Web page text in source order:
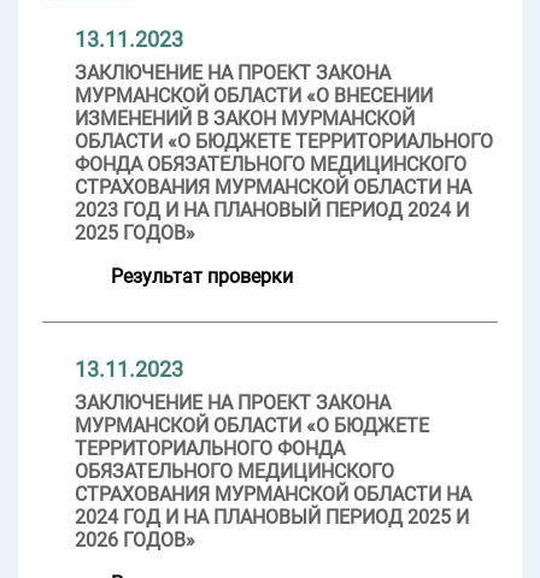
13.11.2023
ЗАКЛЮЧЕНИЕ НА ПРОЕКТ ЗАКОНА
МУРМАНСКОЙ ОБЛАСТИ «О ВНЕСЕНИИ
ИЗМЕНЕНИЙ В ЗАКОН МУРМАНСКОЙ
ОБЛАСТИ «О БЮДЖЕТЕ ТЕРРИТОРИАЛЬНОГО
ФОНДА ОБЯЗАТЕЛЬНОГО МЕДИЦИНСКОГО
СТРАХОВАНИЯ МУРМАНСКОЙ ОБЛАСТИ НА
2023 ГОД И НА ПЛАНОВЫЙ ПЕРИОД 2024 И
2025 ГОДОВ»
Результат проверки
13.11.2023
ЗАКЛЮЧЕНИЕ НА ПРОЕКТ ЗАКОНА
МУРМАНСКОЙ ОБЛАСТИ «О БЮДЖЕТЕ
ТЕРРИТОРИАЛЬНОГО ФОНДА
ОБЯЗАТЕЛЬНОГО МЕДИЦИНСКОГО
СТРАХОВАНИЯ МУРМАНСКОЙ ОБЛАСТИ НА
2024 ГОД И НА ПЛАНОВЫЙ ПЕРИОД 2025 И
2026 ГОДОВ»